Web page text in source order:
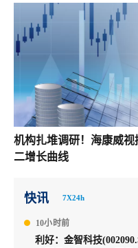
机构扎堆调研！海康威
二增长曲线
快讯 7X24h
10小时前
利好：金智科技